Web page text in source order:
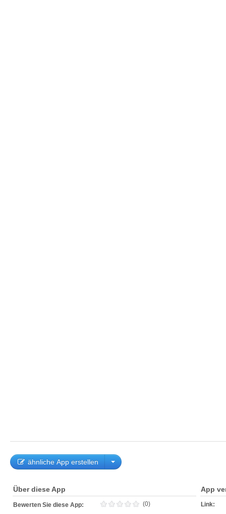
ähnliche App erstellen
Über diese App
Bewerten Sie diese App: (0)
App
Link: